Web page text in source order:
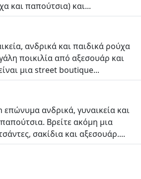
και παπούτσια) και...
ανδρικά και παιδικά ρούχα
ποικιλία από αξεσουάρ και
μια street boutique...
ανδρικά, γυναικεία και
Βρείτε ακόμη μια
σακίδια και αξεσουάρ....